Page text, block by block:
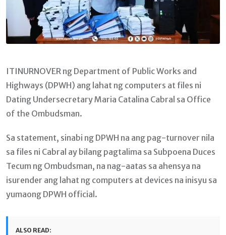
ITINURNOVER ng Department of Public Works and
Highways (DPWH) ang lahat ng computers at files ni
Dating Undersecretary Maria Catalina Cabral sa Office
of the Ombudsman.
Sa statement, sinabi ng DPWH na ang pag-turnover nila
sa files ni Cabral ay bilang pagtalima sa Subpoena Duces
Tecum ng Ombudsman, na nag-aatas sa ahensya na
isurender ang lahat ng computers at devices na inisyu sa
yumaong DPWH official.
ALSO READ: